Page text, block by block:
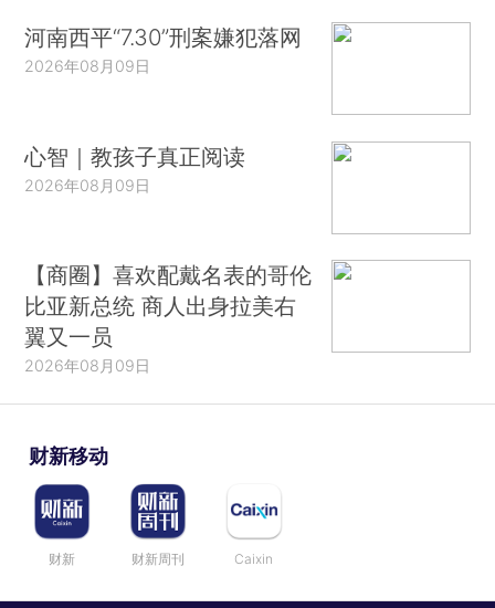
河南西平“7.30”刑案嫌犯落网
2026年08月09日
心智｜教孩子真正阅读
2026年08月09日
【商圈】喜欢配戴名表的哥伦
比亚新总统 商人出身拉美右
翼又一员
2026年08月09日
财新移动
财新 财新周刊 Caixin